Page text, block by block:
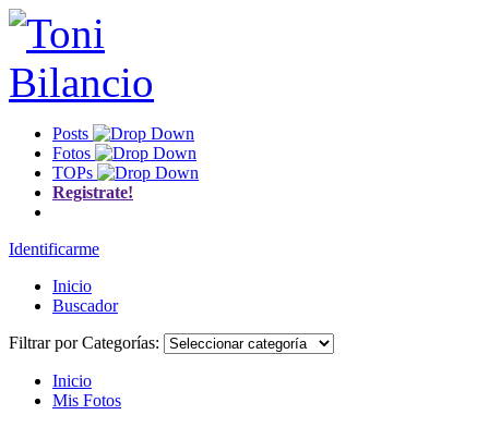
Posts
Fotos
TOPs
Registrate!
Identificarme
Inicio
Buscador
Filtrar por Categorías:
Inicio
Mis Fotos